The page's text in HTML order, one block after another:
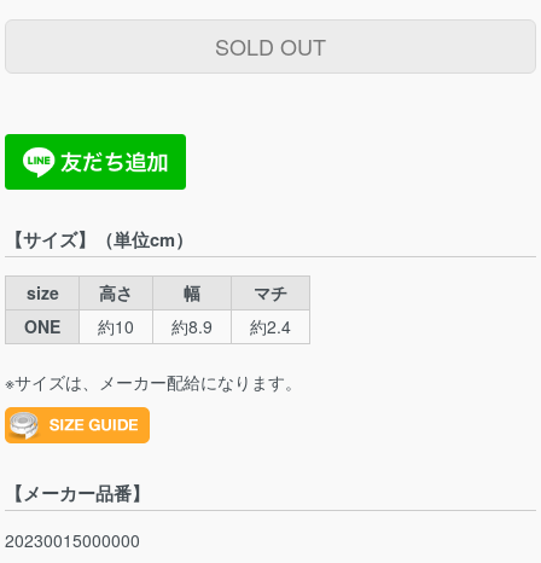
SOLD OUT
【サイズ】（単位cm）
size 高さ 幅
マチ
ONE
約10 約8.9 約2.4
※サイズは、メーカー配給になります。
【メーカー品番】
20230015000000